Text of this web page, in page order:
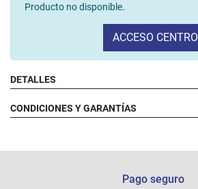
Producto no disponible.
ACCESO
DETALLES
CONDICIONES Y GARANTÍAS
Pago seguro